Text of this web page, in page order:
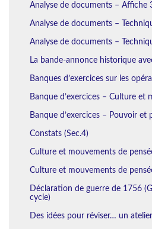
Analyse de documents – Affiche
Analyse de documents –
Analyse de documents –
La bande-annonce historique
Banques d’exercices sur les
Banque d’exercices – Culture et
Banque d’exercices – Pouvoir et
Constats (Sec.4)
Culture et mouvements de
Culture et mouvements de
Déclaration de guerre de 1756
cycle)
Des idées pour réviser… un